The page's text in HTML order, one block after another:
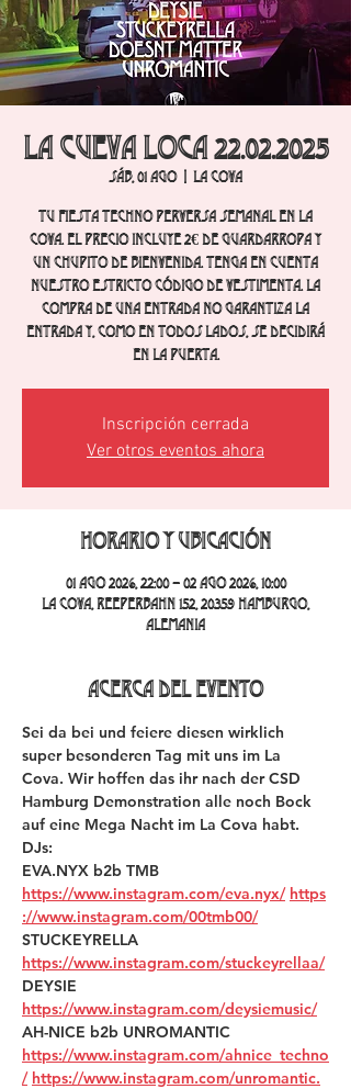
La cueva loca 22.02.2025
sáb, 01 ago
  |
La Cova
Tu fiesta techno perversa semanal en La
Cova. El precio incluye 2€ de guardarropa y
un chupito de bienvenida. Tenga en cuenta
nuestro estricto código de vestimenta. La
compra de una entrada no garantiza la
entrada y, como en todos lados, se decidirá
en la puerta.
Inscripción cerrada
Ver otros eventos ahora
Horario y ubicación
01 ago 2026, 22:00 – 02 ago 2026, 10:00
La Cova, Reeperbahn 152, 20359 Hamburgo,
Alemania
Acerca del evento
Sei da bei und feiere diesen wirklich
super besonderen Tag mit uns im La
Cova. Wir hoffen das ihr nach der CSD
Hamburg Demonstration alle noch Bock
auf eine Mega Nacht im La Cova habt.
DJs:
EVA.NYX b2b TMB
https://www.instagram.com/eva.nyx/ https
://www.instagram.com/00tmb00/
STUCKEYRELLA
https://www.instagram.com/stuckeyrellaa/
DEYSIE
https://www.instagram.com/deysiemusic/
AH-NICE b2b UNROMANTIC
https://www.instagram.com/ahnice_techno
/ https://www.instagram.com/unromantic.